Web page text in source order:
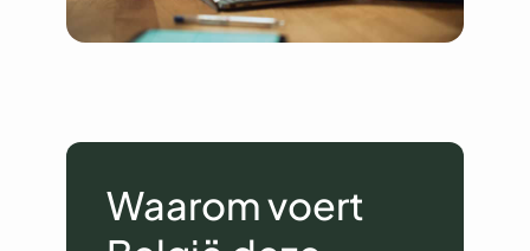
Waarom voert